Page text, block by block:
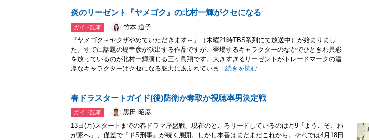
炎のリーゼント『ヤメゴク』の北村一輝がクセになる
ガイド記事
竹本 道子
『ヤメゴク～ヤクザやめていただきます～』（木曜21時TBS系列にて放送中）が始まりまし
た。すでに話題の堤幸彦が演出する作品ですが、登場するキャラクターのなかでひときわ異彩
を放っているのが北村一輝演じる三ヶ島翔です。大きすぎるリーゼントがトレードマークの濃
厚なキャラクターはクセになる魅力にあふれていま...続きを読む
春ドラスタートガイド(後)防衛か奪取か視聴率男決定戦
ガイド記事
黒田 昭彦
13日(月)スタートまでの春ドラマ序盤戦、現在のところリードしているのは月9『ようこそ、わ
が家へ』、僅差で『ドS刑事』が続く展開。しかし本番はまだまだこれから。それでは4月18日